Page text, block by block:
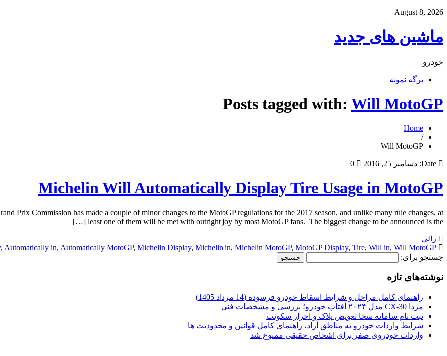
August 8, 2026
ماشین های جدید
خودرو
برگه نمونه
Posts tagged with: Will MotoGP
Home
/
Will MotoGP
Date: دسامبر 25, 2016 0
Michelin Will Automatically Display Tire Usage in MotoGP
Prix Commission has made a couple of minor changes to the MotoGP regulations for the 2017 season, and unlike many rule changes, at
least one of them will be met with outright joy by most MotoGP fans. The biggest change to be announced is the […]
رالی
, Automatically in, Automatically MotoGP, Michelin Display, Michelin in, Michelin MotoGP, MotoGP Display, Tire, Will in, Will MotoGP
جستجو برای:
نوشته‌های تازه
راهنمای کامل مراحل و شرایط اسقاط خودرو فرسوده (14 مرداد 1405)
مزدا CX-30 مدل ۲۰۲۴ آفتاب خودرو؛ بررسی و مشخصات فنی
ثبت نام سامانه سخا تعویض پلاک و احراز سکونت
شرایط واردات خودرو به مناطق آزاد، راهنمای کامل قوانین و محدودیت ها
واردات خودروی صفر برای اشخاص حقیقی ممنوع شد